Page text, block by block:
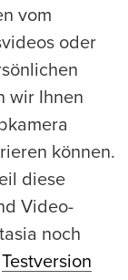
vom
oder
wir Ihnen
können.
diese
Video-
noch
Testversion